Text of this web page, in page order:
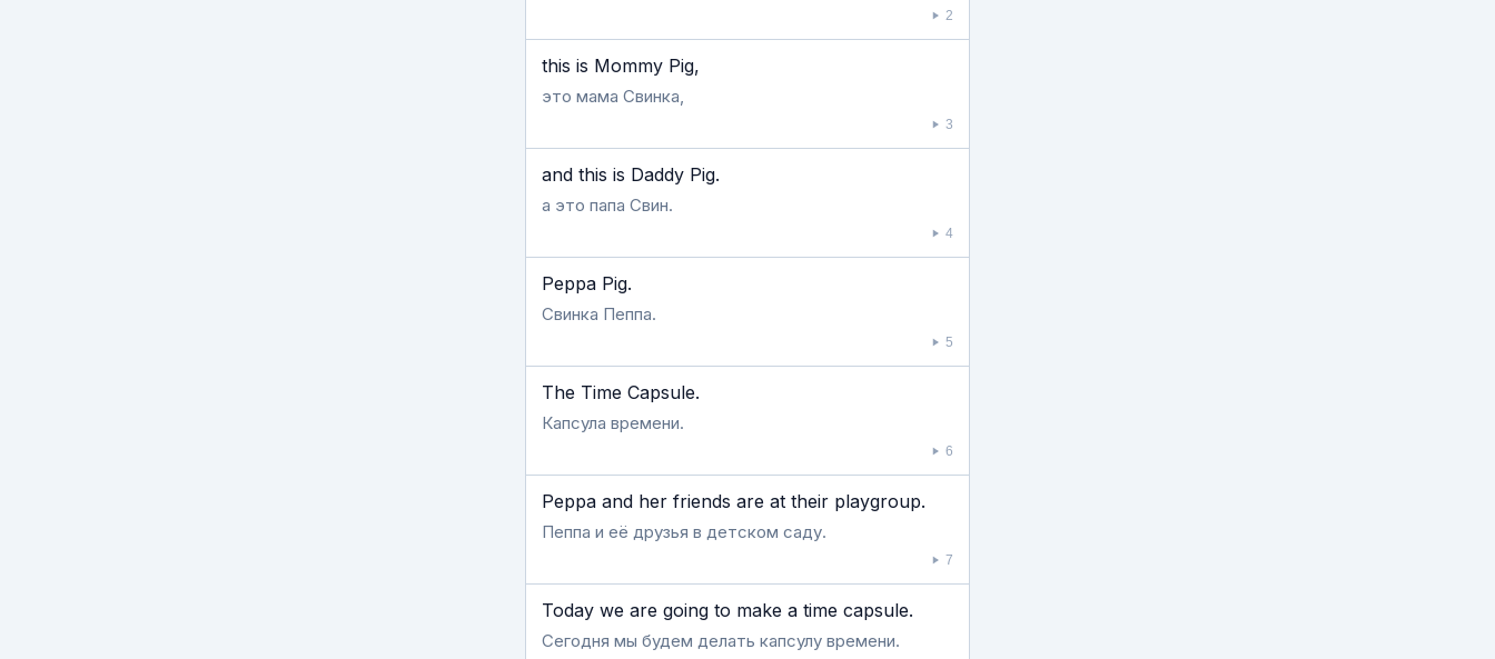
2
this is Mommy Pig,
это мама Свинка,
3
and this is Daddy Pig.
а это папа Свин.
4
Peppa Pig.
Свинка Пеппа.
5
The Time Capsule.
Капсула времени.
6
Peppa and her friends are at their playgroup.
Пеппа и её друзья в детском саду.
7
Today we are going to make a time capsule.
Сегодня мы будем делать капсулу времени.